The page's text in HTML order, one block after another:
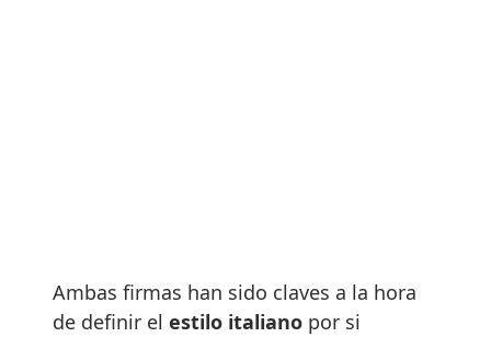
Ambas firmas han sido claves a la hora
de definir el estilo italiano por si